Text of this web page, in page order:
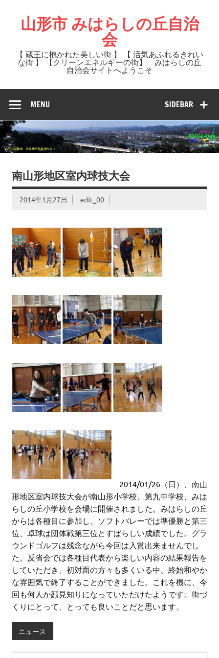
content山形市 みはらしの丘自治
会
【 蔵王に抱かれた美しい街 】 【 活気あふれるきれい
な街 】 【クリーンエネルギーの街】 みはらしの丘
自治会サイトへようこそ
SIDEBAR
MENU
南山形地区室内球技大会
2014年1月27日 edit_00
2014/01/26（日）、南山
形地区室内球技大会が南山形小学校、第九中学校、みは
らしの丘小学校を会場に開催されました。みはらしの丘
からは各種目に参加し、ソフトバレーでは準優勝と第三
位、卓球は団体戦第三位とすばらしい成績でした。グラ
ウンドゴルフは残念ながら今回は入賞出来ませんでし
た。反省会では各種目代表から楽しい内容の結果報告を
していただき、初対面の方々も多くいる中、終始和やか
な雰囲気で終了することができました。これを機に、今
回も何人か顔見知りになっていただけたようです。街づ
くりにとって、とっても良いことだと思います。
ニュース